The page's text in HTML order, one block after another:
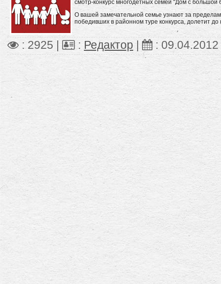
смотр-конкурс многодетных семей "Дом с большой
О вашей замечательной семье узнают за
победивших в районном туре конкурса, долетит до
: 2925 | : Редактор | : 09.04.2012